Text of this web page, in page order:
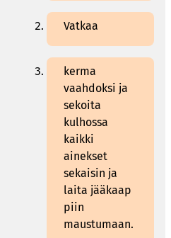
Vatkaa
kerma
vaahdoksi ja
sekoita
kulhossa
kaikki
ainekset
sekaisin ja
laita jääkaap
piin
maustumaan.